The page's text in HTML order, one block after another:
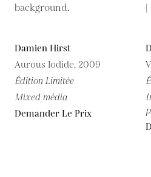
Damien Hirst
Aurous Iodide, 2009
Édition Limitée
Mixed média
Demander Le Prix